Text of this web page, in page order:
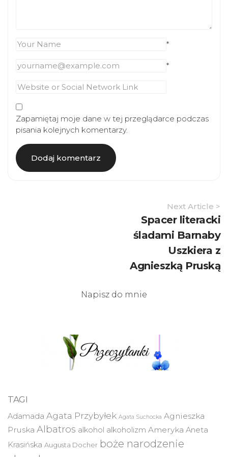
*
*
Zapamiętaj moje dane w tej przeglądarce podczas
pisania kolejnych komentarzy.
Next Article >
Spacer literacki
śladami Barnaby
Uszkiera z
Agnieszką Pruską
Napisz do mnie
TAGI
Adamada Agata Przybyłek Agata Suchocka Agnieszka
Pruska Albatros alkohol alkoholizm Ameryka Aneta
Krasińska Augusta Docher boże narodzenie